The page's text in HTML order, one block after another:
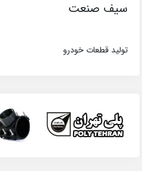
سیف صنعت
تولید قطعات خودرو